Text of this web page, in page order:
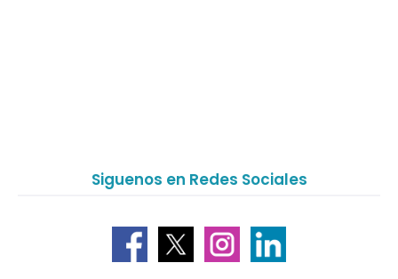
Siguenos en Redes Sociales